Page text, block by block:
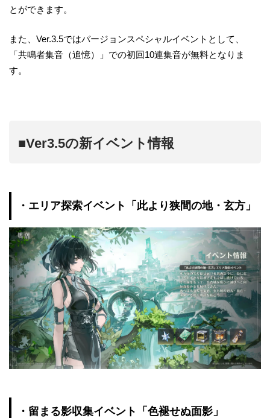
とができます。
また、Ver.3.5ではバージョンスペシャルイベントとして、
「共鳴者集音（追憶）」での初回10連集音が無料となりま
す。
■Ver3.5の新イベント情報
・エリア探索イベント「此より狭間の地・玄方」
・留まる影収集イベント「色褪せぬ面影」